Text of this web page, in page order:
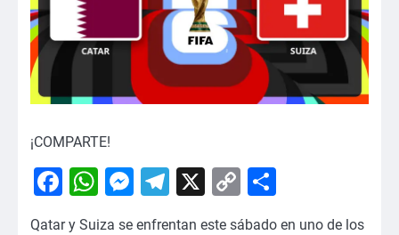
¡COMPARTE!
Facebook
WhatsApp
Messenger
Telegram
X
Copy
Link
Qatar y Suiza se enfrentan este sábado en uno de los